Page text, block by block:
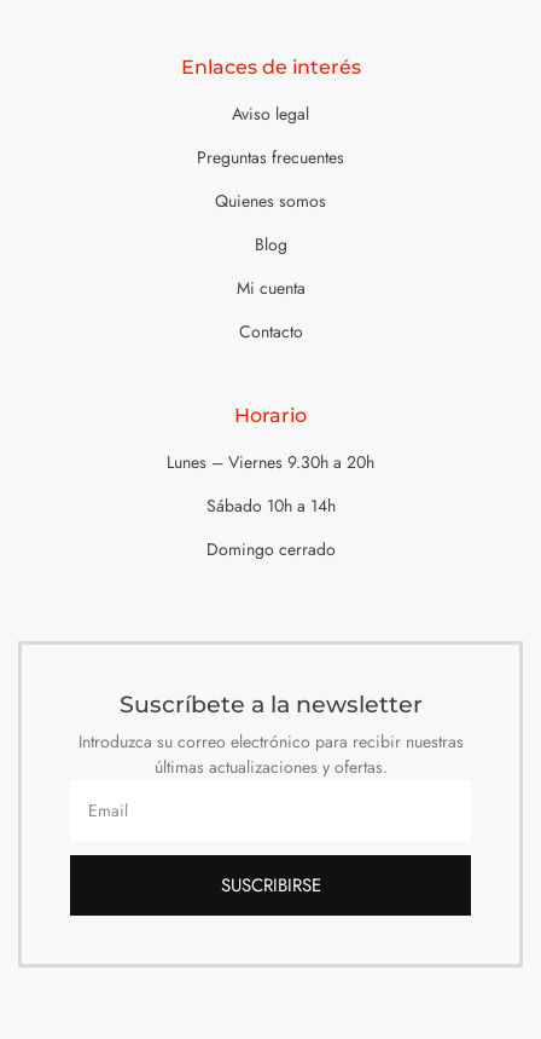
Enlaces de interés
Aviso legal
Preguntas frecuentes
Quienes somos
Blog
Mi cuenta
Contacto
Horario
Lunes – Viernes 9.30h a 20h
Sábado 10h a 14h
Domingo cerrado
Suscríbete a la newsletter
Introduzca su correo electrónico para recibir nuestras
últimas actualizaciones y ofertas.
SUSCRIBIRSE